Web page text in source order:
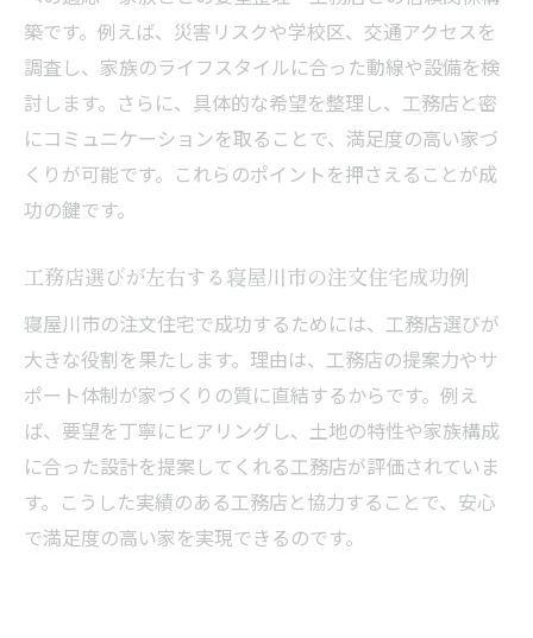
注文住宅選びで失敗しない寝屋川市の知恵
注文住宅選びで後悔しないための寝屋川市
のコツ
信頼できる工務店が提案する注文住宅の見
極め方
寝屋川市で注文住宅の失敗を防ぐポイント
口コミや施工事例を活かした注文住宅選び
の知恵
工務店比較で見抜く注文住宅の安心ポイン
ト
寝屋川市の注文住宅で満足度を高める選び
方
住宅性能とコストバランスを両立する方法
築です。例えば、災害リスクや学校区、交通アクセスを
調査し、家族のライフスタイルに合った動線や設備を検
討します。さらに、具体的な希望を整理し、工務店と密
にコミュニケーションを取ることで、満足度の高い家づ
くりが可能です。これらのポイントを押さえることが成
功の鍵です。
工務店選びが左右する寝屋川市の注文住宅成功例
寝屋川市の注文住宅で成功するためには、工務店選びが
大きな役割を果たします。理由は、工務店の提案力やサ
ポート体制が家づくりの質に直結するからです。例え
ば、要望を丁寧にヒアリングし、土地の特性や家族構成
に合った設計を提案してくれる工務店が評価されていま
す。こうした実績のある工務店と協力することで、安心
で満足度の高い家を実現できるのです。